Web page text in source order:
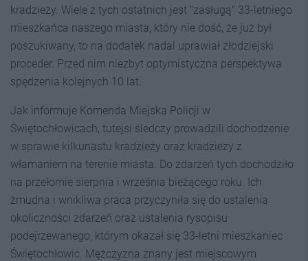
kradzieży. Wiele z tych ostatnich jest "zasługą" 33-letniego
mieszkańca naszego miasta, który nie dość, że już był
poszukiwany, to na dodatek nadal uprawiał złodziejski
proceder. Przed nim niezbyt optymistyczna perspektywa
spędzenia kolejnych 10 lat.
Jak informuje Komenda Miejska Policji w
Świętochłowicach, tutejsi śledczy prowadzili dochodzenie
w sprawie kilkunastu kradzieży oraz kradzieży z
włamaniem na terenie miasta. Do zdarzeń tych dochodziło
na przełomie sierpnia i września bieżącego roku. Ich
żmudna i wnikliwa praca przyczyniła się do ustalenia
okoliczności zdarzeń oraz ustalenia rysopisu
podejrzewanego, którym okazał się 33-letni mieszkaniec
Świętochłowic. Mężczyzna znany jest miejscowym